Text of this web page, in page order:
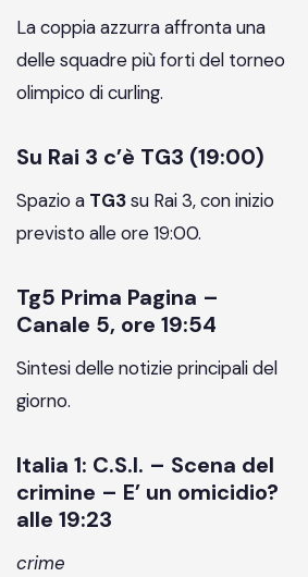
La coppia azzurra affronta una
delle squadre più forti del torneo
olimpico di curling.
Su Rai 3 c’è TG3 (19:00)
Spazio a TG3su Rai 3, con inizio
previsto alle ore 19:00.
Tg5 Prima Pagina –
Canale 5, ore 19:54
Sintesi delle notizie principali del
giorno.
Italia 1: C.S.I. – Scena del
crimine – E’ un omicidio?
alle 19:23
crime